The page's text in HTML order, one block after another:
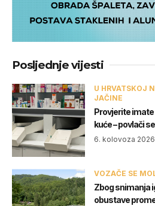
Posljednje vijesti
U HRVATSKOJ
JAČINE
Provjerite imate
kuće – povlači
6. kolovoza
VOZAČE SE
Zbog snimanja
obustave